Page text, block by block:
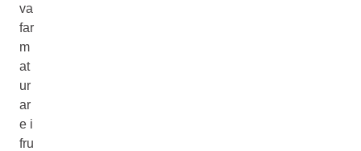
va
far
m
at
ur
ar
e i
fru